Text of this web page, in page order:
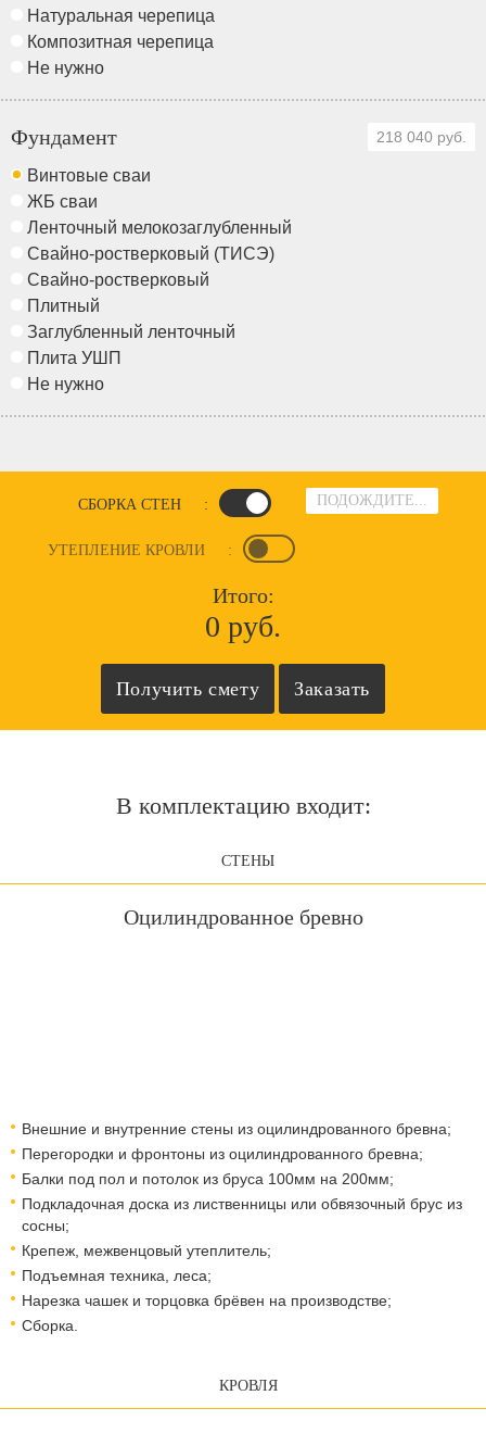
Натуральная черепица
Композитная черепица
Не нужно
Фундамент 218 040 руб.
Винтовые сваи
ЖБ сваи
Ленточный мелокозаглубленный
Свайно-ростверковый (ТИСЭ)
Свайно-ростверковый
Плитный
Заглубленный ленточный
Плита УШП
Не нужно
ПОДОЖДИТЕ...
СБОРКА СТЕН :
УТЕПЛЕНИЕ КРОВЛИ :
Итого:
0 руб.
В комплектацию входит:
СТЕНЫ
Оцилиндрованное бревно
Внешние и внутренние стены из оцилиндрованного бревна;
Перегородки и фронтоны из оцилиндрованного бревна;
Балки под пол и потолок из бруса 100мм на 200мм;
Подкладочная доска из лиственницы или обвязочный брус из
сосны;
Крепеж, межвенцовый утеплитель;
Подъемная техника, леса;​​​​​​​
Нарезка чашек и торцовка брёвен на производстве;
Сборка.
КРОВЛЯ